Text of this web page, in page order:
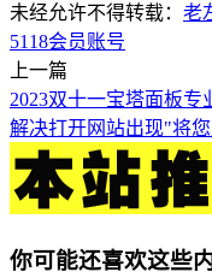
未经允许不得转载： 老
5118会员账号
上一篇
2023双十一宝塔面板
解决打开网站出现"将
你可能还喜欢这些内